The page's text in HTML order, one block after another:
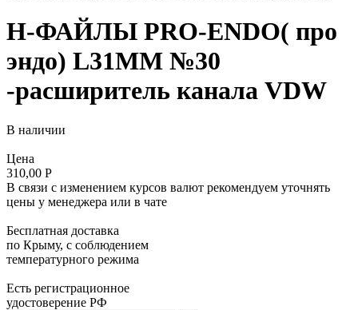
Н-ФАЙЛЫ PRO-ENDO( про
эндо) L31ММ №30
-расширитель канала VDW
В наличии
Цена
310,00 Р
В связи с изменением курсов валют рекомендуем уточнять
цены у менеджера или в чате
Бесплатная доставка
по Крыму, с соблюдением
температурного режима
Есть регистрационное
удостоверение РФ